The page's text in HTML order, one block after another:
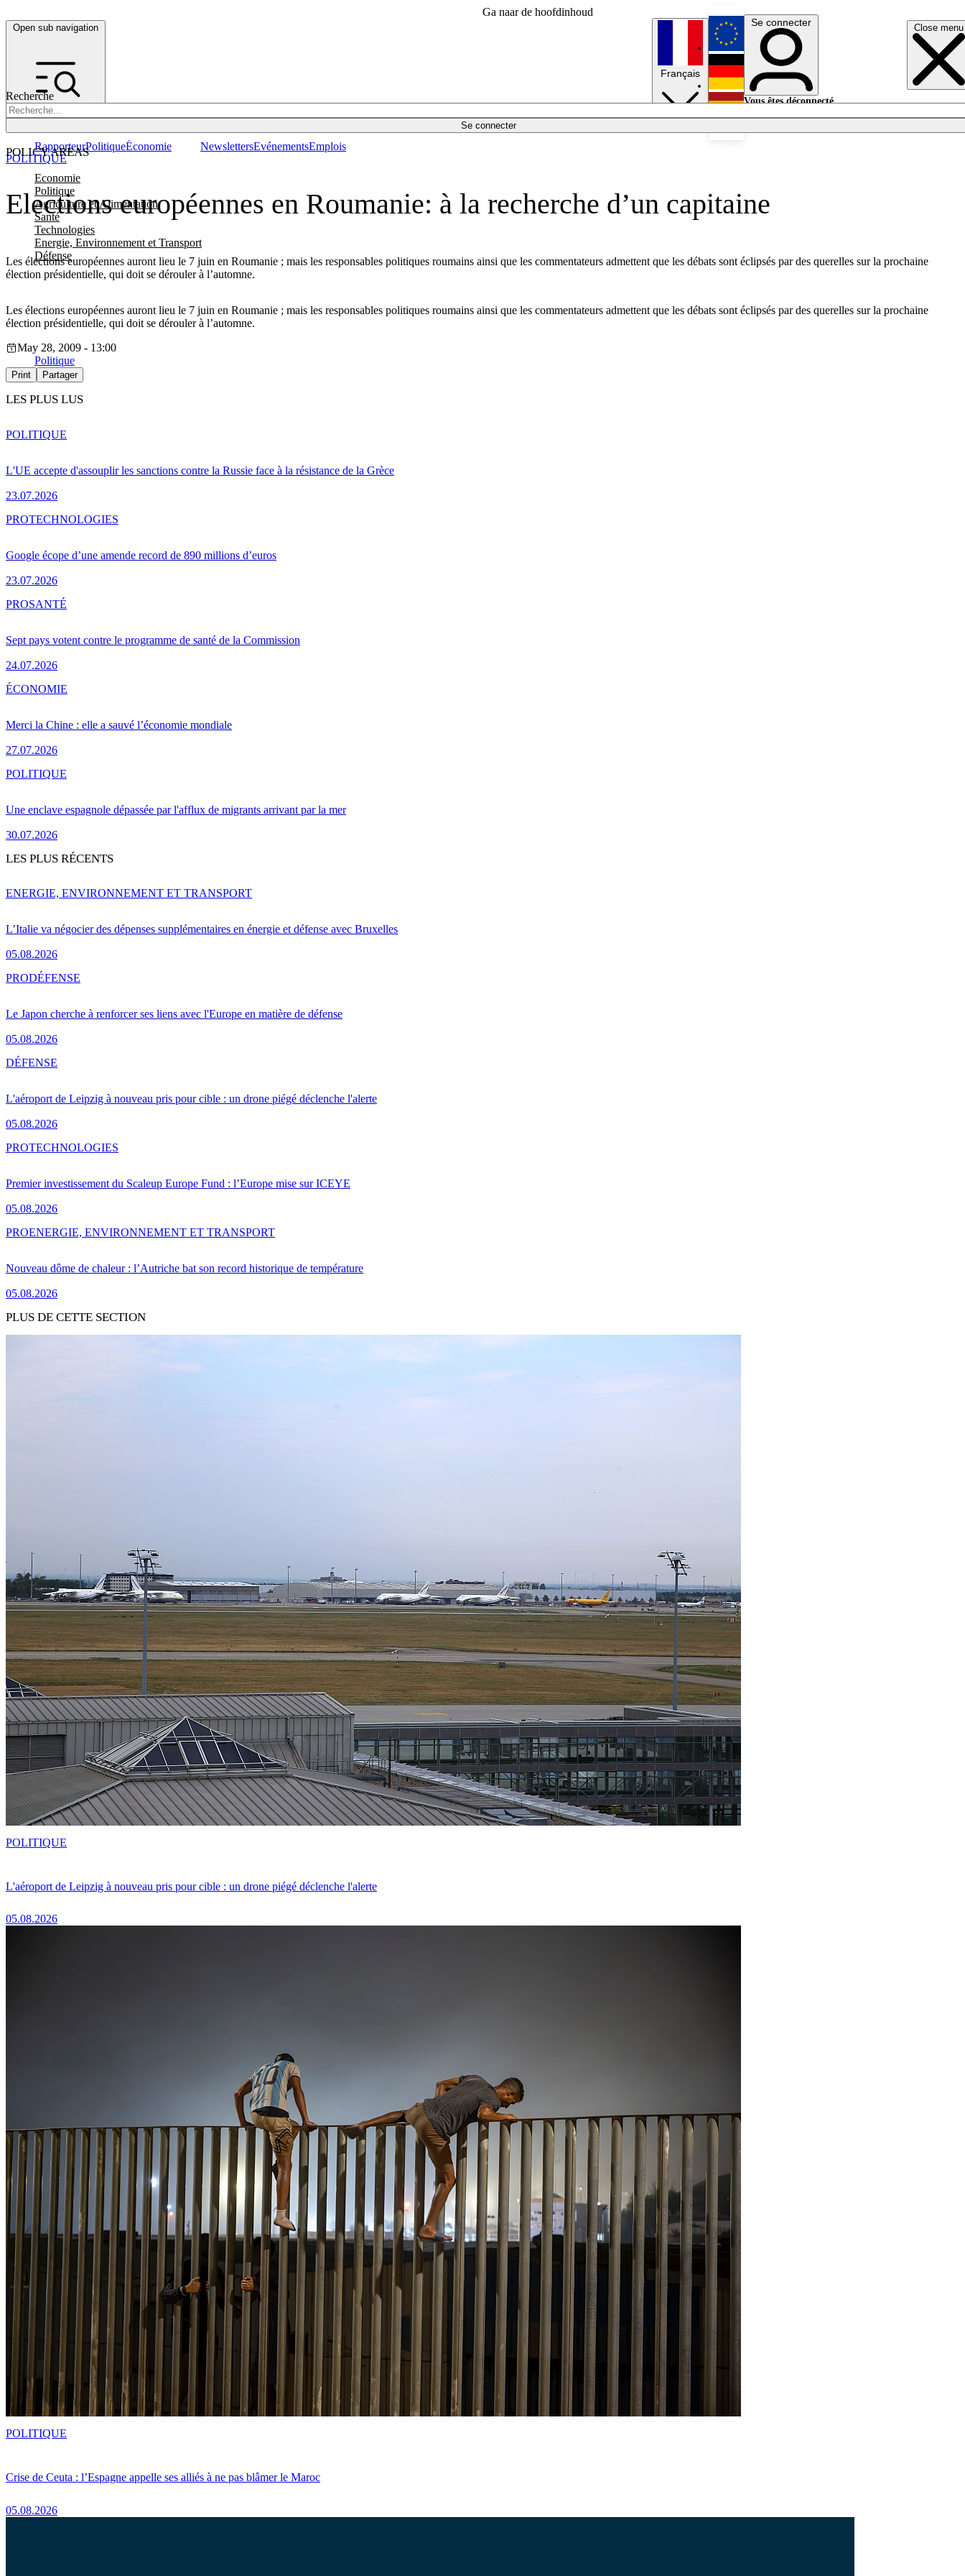
Ga naar de hoofdinhoud
Open sub navigation Close menu
Recherche
Se connecter
POLICY AREAS
Economie
Politique
Agriculture et Alimentation
Santé
Technologies
Energie, Environnement et Transport
Défense
RapporteurPolitiqueÉconomie NewslettersEvénementsEmplois
Français
English
Deutsch
Se connecter
Vous êtes déconnecté.
Elections européennes en Roumanie: à la recherche d’un capitaine
Les élections européennes auront lieu le 7 juin en Roumanie ; mais les responsables politiques roumains ainsi que les commentateurs admettent que les débats sont éclipsés par des querelles sur la prochaine
élection présidentielle, qui doit se dérouler à l’automne.
POLITIQUE
Les élections européennes auront lieu le 7 juin en Roumanie ; mais les responsables politiques roumains ainsi que les commentateurs admettent que les débats sont éclipsés par des querelles sur la prochaine
élection présidentielle, qui doit se dérouler à l’automne.
May 28, 2009 - 13:00
Politique
Print Partager
LES PLUS LUS
L'UE accepte d'assouplir les sanctions contre la Russie face à la résistance de la Grèce
23.07.2026
POLITIQUE
Google écope d’une amende record de 890 millions d’euros
23.07.2026
PROTECHNOLOGIES
Sept pays votent contre le programme de santé de la Commission
24.07.2026
PROSANTÉ
Merci la Chine : elle a sauvé l’économie mondiale
27.07.2026
ÉCONOMIE
Une enclave espagnole dépassée par l'afflux de migrants arrivant par la mer
30.07.2026
POLITIQUE
LES PLUS RÉCENTS
L’Italie va négocier des dépenses supplémentaires en énergie et défense avec Bruxelles
05.08.2026
ENERGIE, ENVIRONNEMENT ET TRANSPORT
Le Japon cherche à renforcer ses liens avec l'Europe en matière de défense
05.08.2026
PRODÉFENSE
L'aéroport de Leipzig à nouveau pris pour cible : un drone piégé déclenche l'alerte
05.08.2026
DÉFENSE
Premier investissement du Scaleup Europe Fund : l’Europe mise sur ICEYE
05.08.2026
PROTECHNOLOGIES
Nouveau dôme de chaleur : l’Autriche bat son record historique de température
05.08.2026
PROENERGIE, ENVIRONNEMENT ET TRANSPORT
PLUS DE CETTE SECTION
L'aéroport de Leipzig à nouveau pris pour cible : un drone piégé déclenche l'alerte
05.08.2026
POLITIQUE
Crise de Ceuta : l’Espagne appelle ses alliés à ne pas blâmer le Maroc
05.08.2026
POLITIQUE